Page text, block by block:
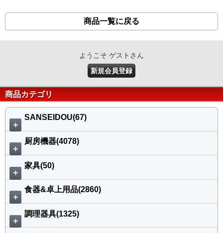
商品一覧に戻る
ようこそ ゲストさん
新規会員登録
商品カテゴリ
＋
SANSEIDOU(67)
＋
厨房機器(4078)
＋
家具(50)
＋
食器&卓上用品(2860)
＋
調理器具(1325)